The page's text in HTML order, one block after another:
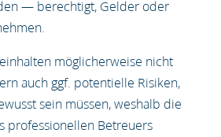
— berechtigt, Gelder oder
möglicherweise nicht
auch ggf. potentielle Risiken,
sein müssen, weshalb die
professionellen Betreuers